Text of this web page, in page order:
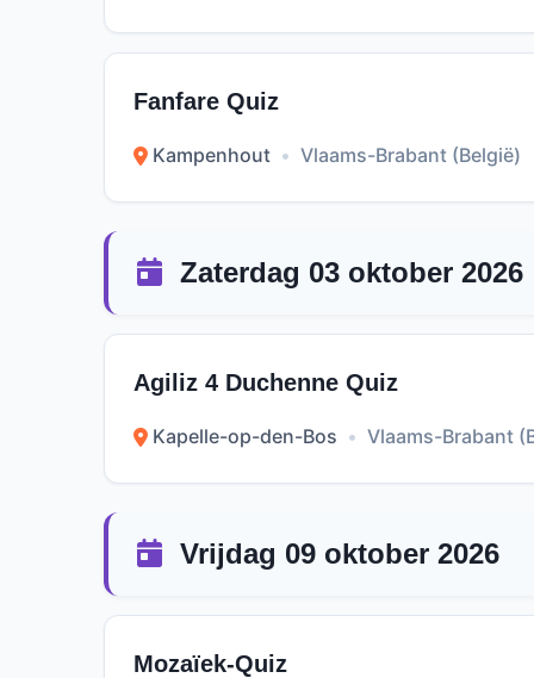
Fanfare Quiz
Kampenhout • Vlaams-Brabant (België)
Zaterdag 03 oktober 2026
Agiliz 4 Duchenne Quiz
Kapelle-op-den-Bos • Vlaams-Brabant
Vrijdag 09 oktober 2026
Mozaïek-Quiz